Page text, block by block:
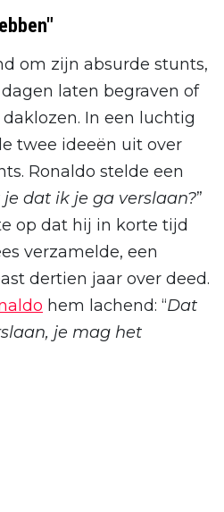
om zijn absurde stunts,
laten begraven of
In een luchtig
twee ideeën uit over
Ronaldo stelde een
je dat ik je ga verslaan?”
op dat hij in korte tijd
verzamelde, een
dertien jaar over deed.
hem lachend: “Dat
je mag het